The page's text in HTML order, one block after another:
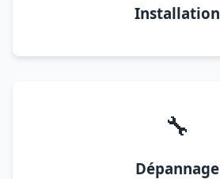
Installation
🔧
Dépannage